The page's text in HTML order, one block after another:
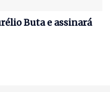
Buta e assinará